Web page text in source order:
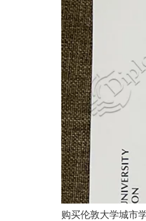
购买伦敦大学城市